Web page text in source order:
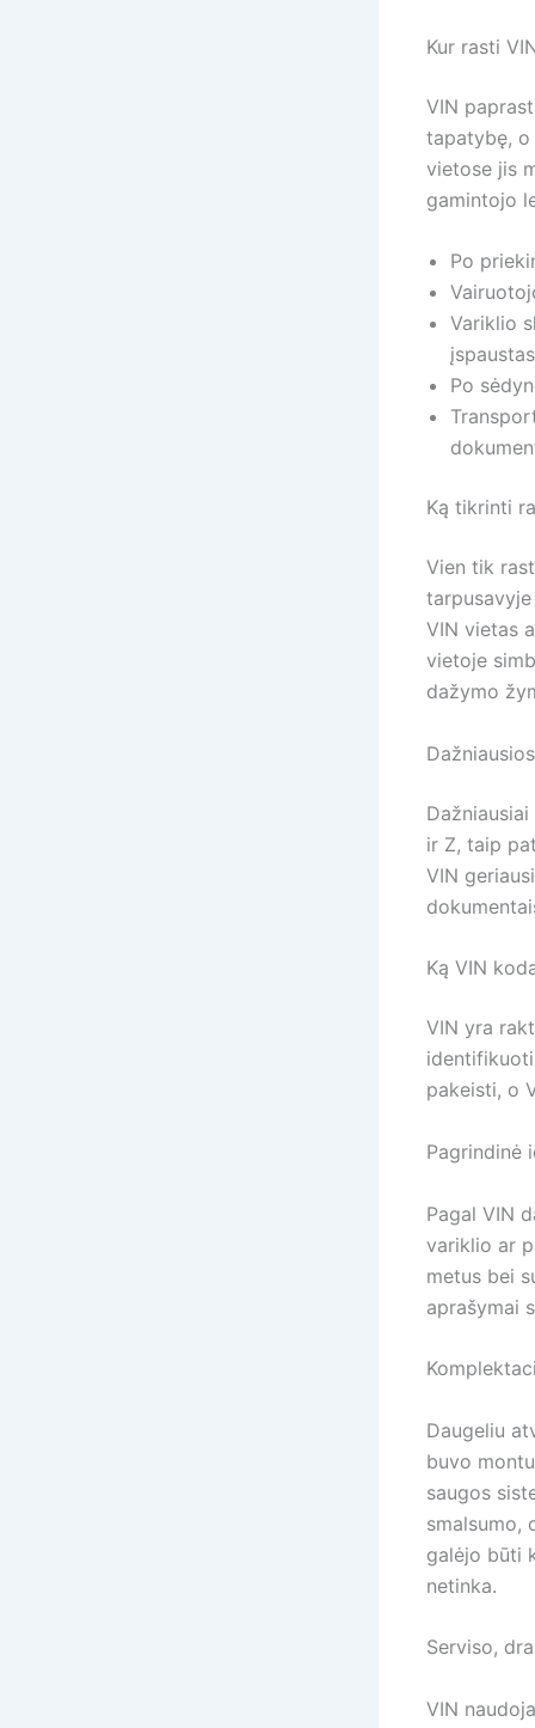
Kur rasti
VIN
tapatybę, o
vietose jis
gamintojo
Po
Variklio
Po
Ką tikrinti
Vien tik
VIN vietas
vietoje
dažymo
ir Z, taip
VIN
Ką VIN
VIN yra
pakeisti, o
Pagrindinė
Pagal VIN
variklio ar
metus bei
aprašymai
Daugeliu
buvo
saugos
smalsumo,
galėjo būti
netinka.
Serviso,
VIN